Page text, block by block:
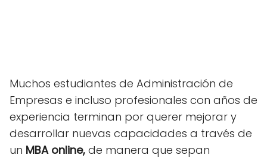
Muchos estudiantes de Administración de
Empresas e incluso profesionales con años de
experiencia terminan por querer mejorar y
desarrollar nuevas capacidades a través de
un MBA online, de manera que sepan